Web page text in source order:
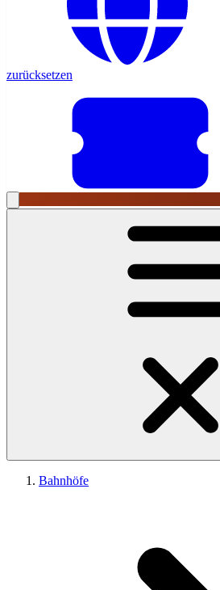
zurücksetzen
Bahnhöfe